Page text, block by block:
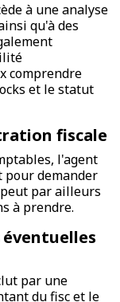
à une analyse
qu'à des
comprendre
et le statut
fiscale
l'agent
demander
par ailleurs
à prendre.
par une
du fisc et le